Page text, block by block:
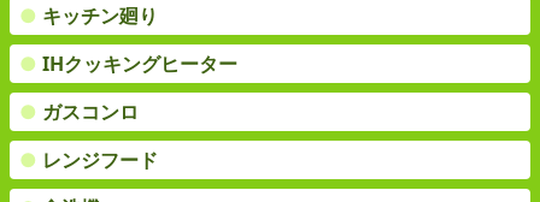
● キッチン廻り
● IHクッキングヒーター
● ガスコンロ
● レンジフード